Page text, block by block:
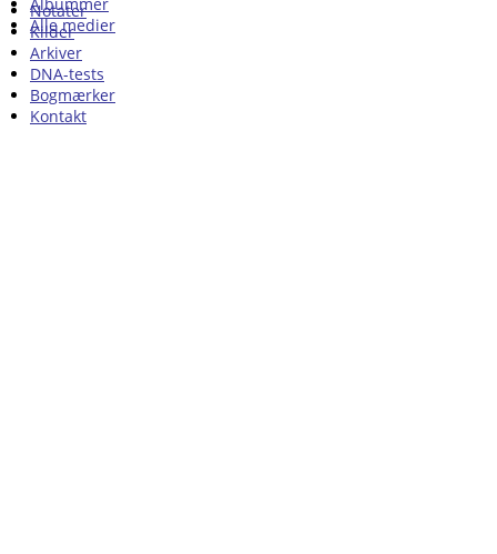
Alle medier
Notater
Kilder
Arkiver
DNA-tests
Bogmærker
Kontakt